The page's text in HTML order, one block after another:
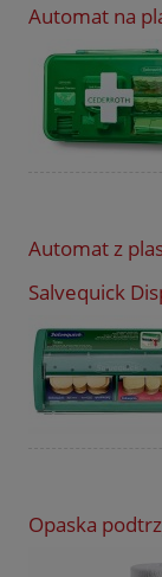
Automat na
Automat z
Salvequick
Opaska